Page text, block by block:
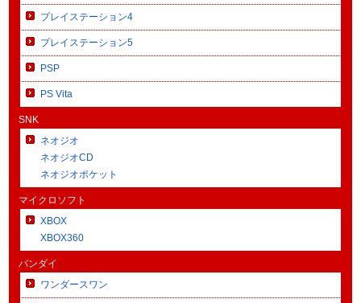
プレイステーション4
プレイステーション5
PSP
PS Vita
SNK
ネオジオ
ネオジオCD
ネオジオポケット
マイクロソフト
XBOX
XBOX360
バンダイ
ワンダースワン